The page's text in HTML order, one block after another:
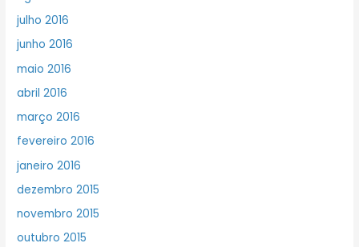
julho 2016
junho 2016
maio 2016
abril 2016
março 2016
fevereiro 2016
janeiro 2016
dezembro 2015
novembro 2015
outubro 2015